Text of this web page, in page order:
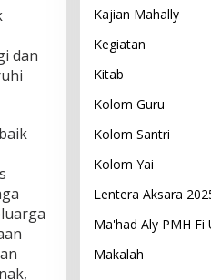
dan
Kajian Mahally
Kegiatan
Kitab
Kolom Guru
Kolom Santri
Kolom Yai
Lentera Aksara
Ma'had Aly PMH Fi
Makalah